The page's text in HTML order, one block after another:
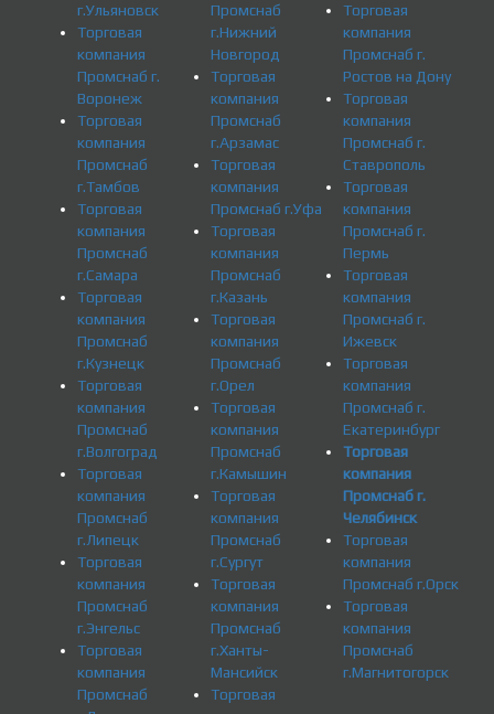
г.Ульяновск
Торговая
компания
Промснаб г.
Воронеж
Торговая
компания
Промснаб
г.Тамбов
Торговая
компания
Промснаб
г.Самара
Торговая
компания
Промснаб
г.Кузнецк
Торговая
компания
Промснаб
г.Волгоград
Торговая
компания
Промснаб
г.Липецк
Торговая
компания
Промснаб
г.Энгельс
Торговая
компания
Промснаб
Промснаб
г.Нижний
Новгород
Торговая
компания
Промснаб
г.Арзамас
Торговая
компания
Промснаб г.Уфа
Торговая
компания
Промснаб
г.Казань
Торговая
компания
Промснаб
г.Орел
Торговая
компания
Промснаб
г.Камышин
Торговая
компания
Промснаб
г.Сургут
Торговая
компания
Промснаб
г.Ханты-
Мансийск
Торговая
Торговая
компания
Промснаб г.
Ростов на Дону
Торговая
компания
Промснаб г.
Ставрополь
Торговая
компания
Промснаб г.
Пермь
Торговая
компания
Промснаб г.
Ижевск
Торговая
компания
Промснаб г.
Екатеринбург
Торговая
компания
Промснаб г.
Челябинск
Торговая
компания
Промснаб г.Орск
Торговая
компания
Промснаб
г.Магнитогорск